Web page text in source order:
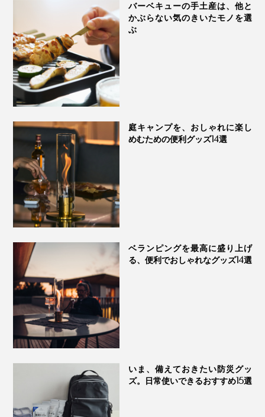
バーベキューの手土産は、他と
かぶらない気のきいたモノを選
ぶ
庭キャンプを、おしゃれに楽し
めむための便利グッズ14選
ベランピングを最高に盛り上げ
る、便利でおしゃれなグッズ14選
いま、備えておきたい防災グッ
ズ。日常使いできるおすすめ15選